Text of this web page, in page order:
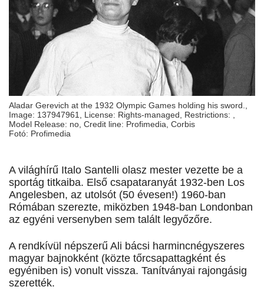
Aladar Gerevich at the 1932 Olympic Games holding his sword.,
Image: 137947961, License: Rights-managed, Restrictions: ,
Model Release: no, Credit line: Profimedia, Corbis
Fotó: Profimedia
A világhírű Italo Santelli olasz mester vezette be a
sportág titkaiba. Első csapataranyát 1932-ben Los
Angelesben, az utolsót (50 évesen!) 1960-ban
Rómában szerezte, miközben 1948-ban Londonban
az egyéni versenyben sem talált legyőzőre.
A rendkívül népszerű Ali bácsi harmincnégyszeres
magyar bajnokként (közte tőrcsapattagként és
egyéniben is) vonult vissza. Tanítványai rajongásig
szerették.